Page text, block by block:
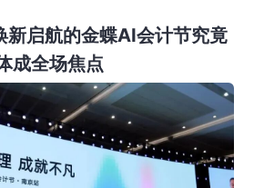
启航的金蝶AI会计节究竟
成全场焦点